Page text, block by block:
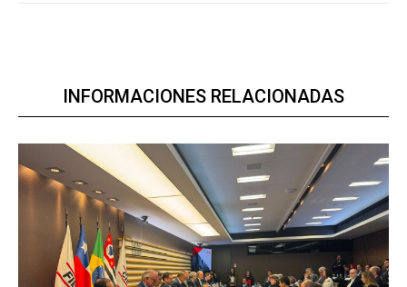
INFORMACIONES RELACIONADAS